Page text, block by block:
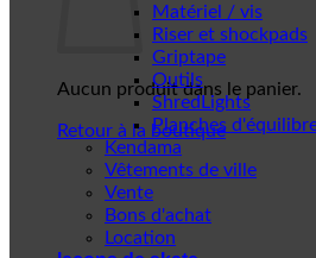
Aucun produit dans le panier.
Retour à la boutique
Matériel / vis
Riser et shockpads
Griptape
Outils
ShredLights
Planches
Kendama
Vêtements de ville
Vente
Bons d'achat
Location